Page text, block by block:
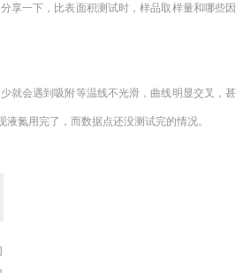
享一下，比表面积测试时，样品取样量和哪些
就会遇到吸附等温线不光滑，曲线明显交叉，
氮用完了，而数据点还没测试完的情况。